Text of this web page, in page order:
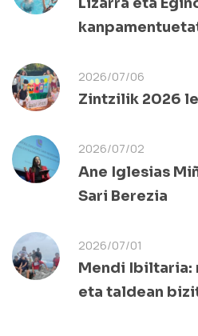
2026/07/06
Zintzilik 2026
2026/07/02
Ane Iglesias
Sari Berezia
2026/07/01
Mendi Ibiltaria:
eta taldean